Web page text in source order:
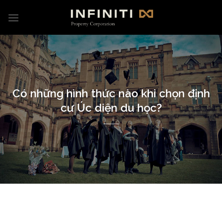
Có những hình thức nào khi chọn định
cư Úc diện du học?